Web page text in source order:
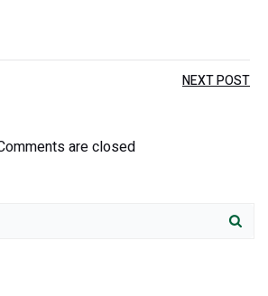
navigation
NEXT POST
are closed